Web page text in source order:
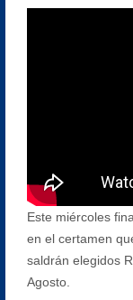
Este miércoles
en el certamen
saldrán elegidos
Agosto.